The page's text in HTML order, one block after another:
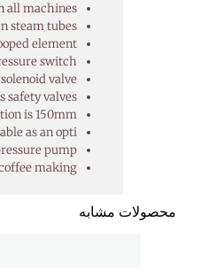
all machines.
steam tubes.
element.
switch.
valve.
valves.
is 150mm.
as an opti
pump.
making.
محصولات مشابه